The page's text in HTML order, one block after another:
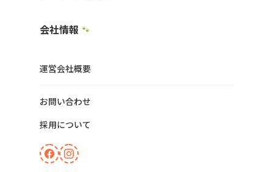
会社情報 🐾
運営会社概要
お問い合わせ
採用について